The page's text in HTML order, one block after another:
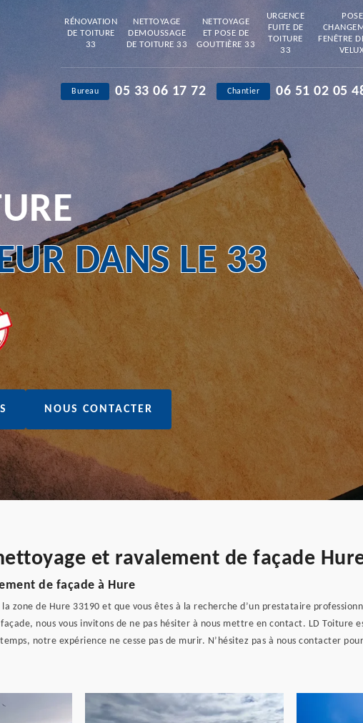
RÉNOVATION
DE TOITURE
33
NETTOYAGE
DEMOUSSAGE
DE TOITURE 33
NETTOYAGE
ET POSE DE
GOUTTIÈRE 33
URGENCE
FUITE DE
TOITURE
33
FENÊTRE
Bureau 05 33 06 17 72 Chantier 06 51 02 05
DANS LE 33
NOUS CONTACTER
et ravalement de façade
de façade à Hure
la zone de Hure 33190 et que vous êtes à la recherche d’un prestataire
nous vous invitons de ne pas hésiter à nous mettre en contact. LD Toiture
notre expérience ne cesse pas de murir. N’hésitez pas à nous contacter